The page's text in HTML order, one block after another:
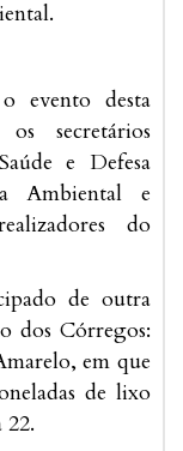
evento desta
secretários
e Defesa
Ambiental e
do
de outra
dos Córregos:
em que
de lixo